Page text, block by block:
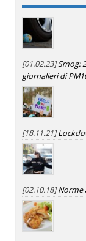
[01.02.23]Smog:
giornalieri di
[18.11.21]
[02.10.18]Norme